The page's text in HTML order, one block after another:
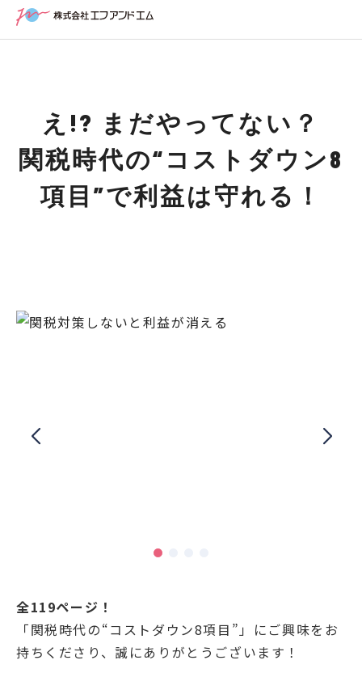
え!? まだやってない？
関税時代の“コストダウン8
項目”で利益は守れる！
全119ページ！
「関税時代の“コストダウン8項目”」にご興味をお
持ちくださり、誠にありがとうございます！